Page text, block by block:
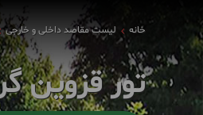
خانه لیست مقاصد داخلی و خارجی
تور قزوین